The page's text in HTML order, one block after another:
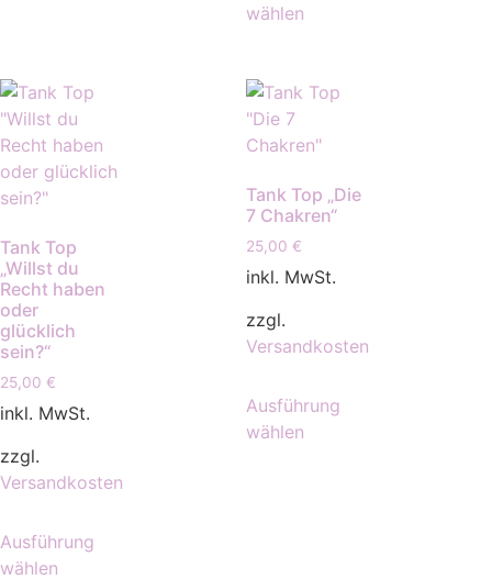
wählen
Tank Top
„Willst du
Recht haben
oder
glücklich
sein?“
25,00 €
inkl. MwSt.
zzgl.
Versandkosten
Ausführung
wählen
Tank Top „Die
7 Chakren“
25,00 €
inkl. MwSt.
zzgl.
Versandkosten
Ausführung
wählen